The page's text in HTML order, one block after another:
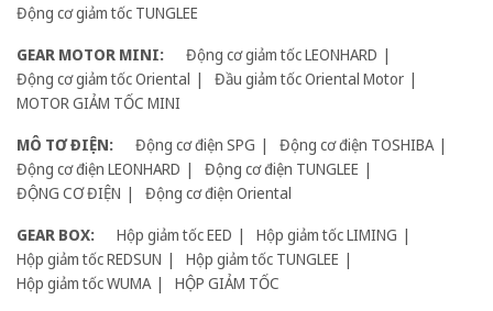
Động cơ giảm tốc TUNGLEE
GEAR MOTOR MINI:
Động cơ giảm tốc LEONHARD
Động cơ giảm tốc Oriental
Đầu giảm tốc Oriental Motor
MOTOR GIẢM TỐC MINI
MÔ TƠ ĐIỆN:
Động cơ điện SPG
Động cơ điện TOSHIBA
Động cơ điện LEONHARD
Động cơ điện TUNGLEE
ĐỘNG CƠ ĐIỆN
Động cơ điện Oriental
GEAR BOX:
Hộp giảm tốc EED
Hộp giảm tốc LIMING
Hộp giảm tốc REDSUN
Hộp giảm tốc TUNGLEE
Hộp giảm tốc WUMA
HỘP GIẢM TỐC